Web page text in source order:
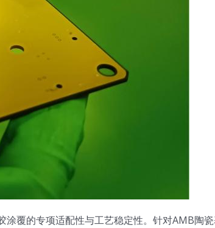
覆的专项适配性与工艺稳定性。针对AMB陶